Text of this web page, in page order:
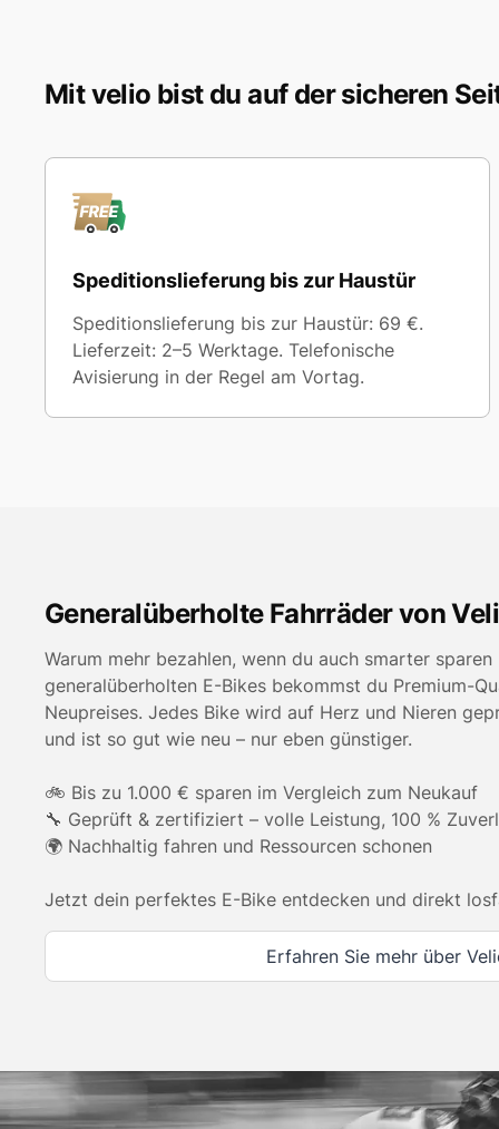
Mit velio bist du auf der sicheren
Speditionslieferung bis zur Haustür
Speditionslieferung bis zur Haustür: 69 €.
Lieferzeit: 2–5 Werktage. Telefonische
Avisierung in der Regel am Vortag.
Generalüberholte Fahrräder von
Warum mehr bezahlen, wenn du auch smarter
generalüberholten E-Bikes bekommst du Premium-
Neupreises. Jedes Bike wird auf Herz und Nieren
und ist so gut wie neu – nur eben günstiger.
🚲 Bis zu 1.000 € sparen im Vergleich zum Neukauf
🔧 Geprüft & zertifiziert – volle Leistung, 100 %
🌍 Nachhaltig fahren und Ressourcen schonen
Jetzt dein perfektes E-Bike entdecken und direkt
Erfahren Sie mehr über